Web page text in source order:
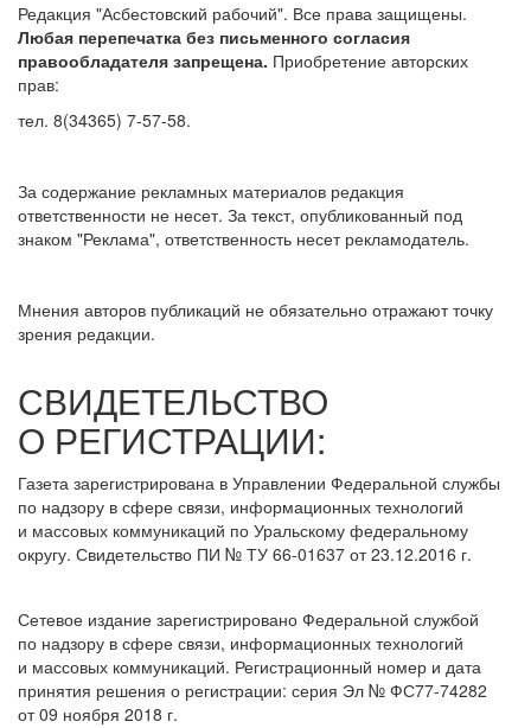
Редакция "Асбестовский рабочий". Все права защищены.
Любая перепечатка без письменного согласия
правообладателя запрещена. Приобретение авторских
прав:
тел. 8(34365) 7-57-58.
За содержание рекламных материалов редакция
ответственности не несет. За текст, опубликованный под
знаком "Реклама", ответственность несет рекламодатель.
Мнения авторов публикаций не обязательно отражают точку
зрения редакции.
СВИДЕТЕЛЬСТВО
О РЕГИСТРАЦИИ:
Газета зарегистрирована в Управлении Федеральной службы
по надзору в сфере связи, информационных технологий
и массовых коммуникаций по Уральскому федеральному
округу. Свидетельство ПИ № ТУ 66-01637 от 23.12.2016 г.
Сетевое издание зарегистрировано Федеральной службой
по надзору в сфере связи, информационных технологий
и массовых коммуникаций. Регистрационный номер и дата
принятия решения о регистрации: серия Эл № ФС77-74282
от 09 ноября 2018 г.